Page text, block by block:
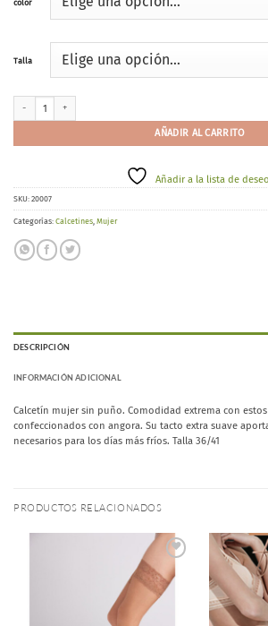
color
Talla
AÑADIR AL CARRITO
Añadir a la lista de
SKU: 20007
Categorías: Calcetines Mujer
DESCRIPCIÓN
INFORMACIÓN ADICIONAL
Calcetín mujer sin puño. Comodidad extrema con
confeccionados con angora. Su tacto extra suave
necesarios para los días más fríos. Talla 36/41
PRODUCTOS RELACIONADOS
Añadir
a la
lista de
deseos